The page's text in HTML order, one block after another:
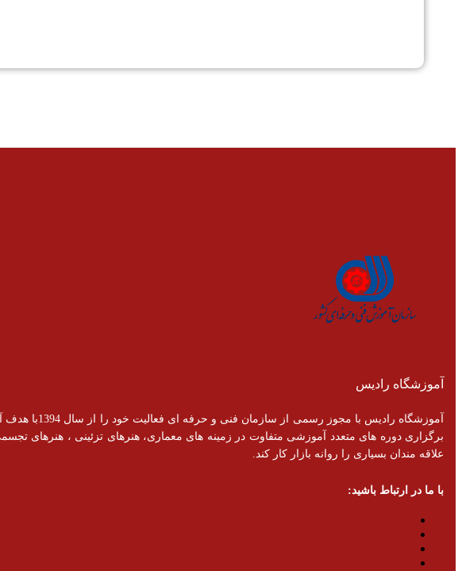
آموزشگاه رادیس
آموزشگاه
برگزاری دوره های متعدد آموزشی متفاوت در زمینه های معماری، هنرهای تزئینی ، هنرهای
علاقه مندان بسیاری را روانه بازار کار کند.
با ما در ارتباط باشید: